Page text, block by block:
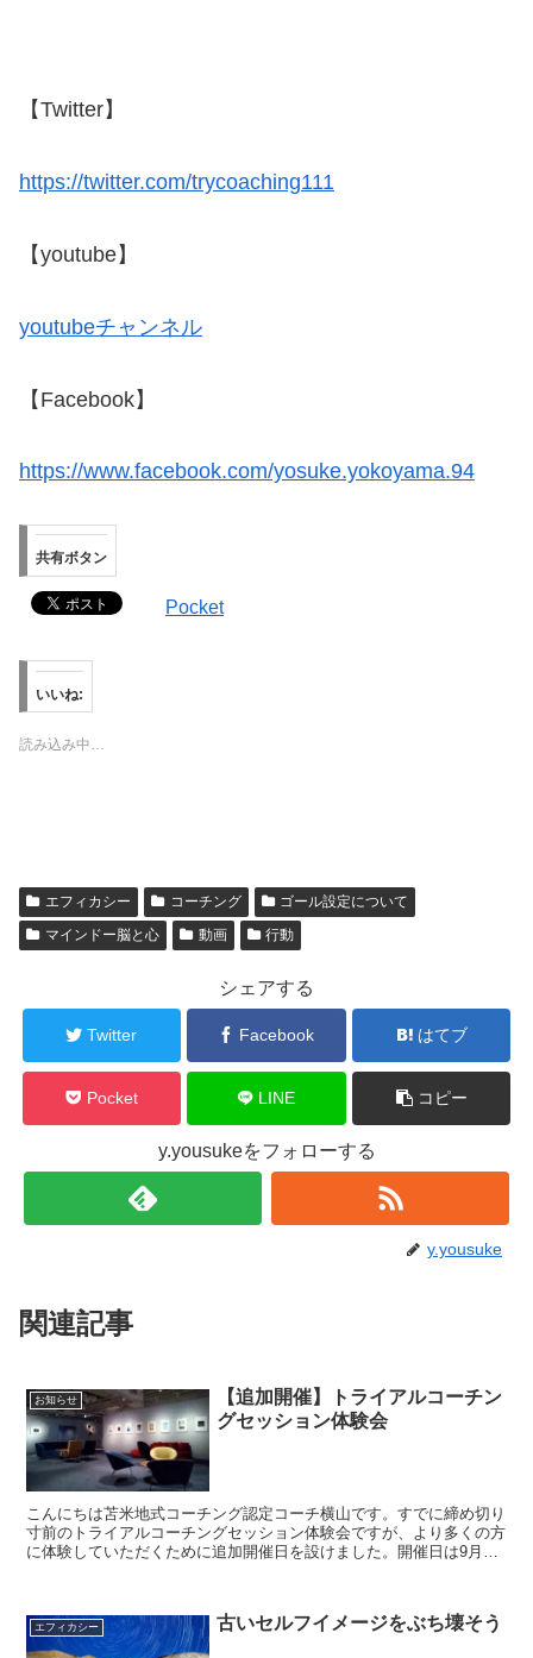
【Twitter】
https://twitter.com/trycoaching111
【youtube】
youtubeチャンネル
【Facebook】
https://www.facebook.com/yosuke.yokoyama.94
共有ボタン
Pocket
いいね:
読み込み中…
エフィカシー コーチング
ゴール設定について
マインドー脳と心
動画 行動
シェアする
Twitter Facebook はてブ
Pocket LINE コピー
y.yousukeをフォローする
y.yousuke
関連記事
お知らせ
【追加開催】トライアルコーチン
グセッション体験会
こんにちは苫米地式コーチング認定コーチ横山です。すでに締め切り
寸前のトライアルコーチングセッション体験会ですが、より多くの方
に体験していただくために追加開催日を設けました。開催日は9月7
エフィカシー 古いセルフイメージをぶち壊そう